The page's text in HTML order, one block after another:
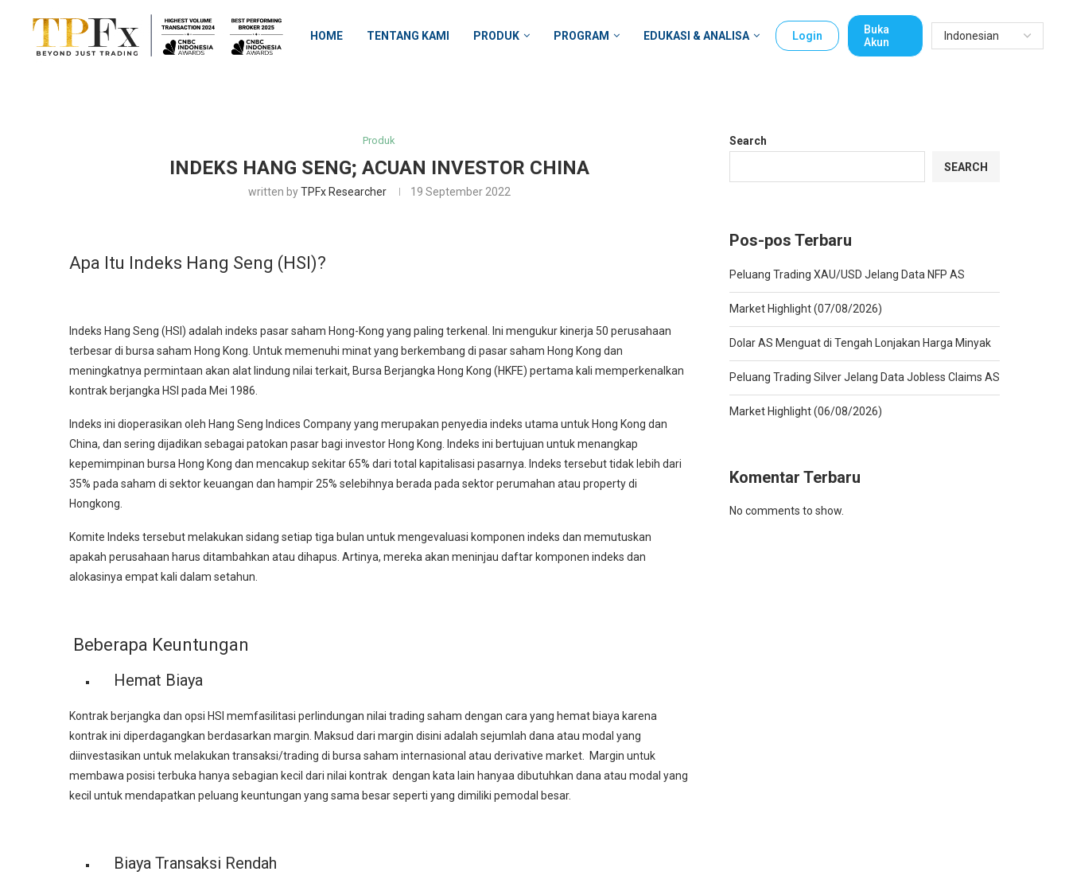
HOME TENTANG KAMI PRODUK PROGRAM EDUKASI & ANALISA Login
Buka
Akun
Produk
INDEKS HANG SENG; ACUAN INVESTOR CHINA
written byTPFx Researcher 19 September 2022
Apa Itu Indeks Hang Seng (HSI)?
Indeks Hang Seng (HSI) adalah indeks pasar saham Hong-Kong yang paling terkenal. Ini mengukur kinerja 50 perusahaan
terbesar di bursa saham Hong Kong. Untuk memenuhi minat yang berkembang di pasar saham Hong Kong dan
meningkatnya permintaan akan alat lindung nilai terkait, Bursa Berjangka Hong Kong (HKFE) pertama kali memperkenalkan
kontrak berjangka HSI pada Mei 1986.
Indeks ini dioperasikan oleh Hang Seng Indices Company yang merupakan penyedia indeks utama untuk Hong Kong dan
China, dan sering dijadikan sebagai patokan pasar bagi investor Hong Kong. Indeks ini bertujuan untuk menangkap
kepemimpinan bursa Hong Kong dan mencakup sekitar 65% dari total kapitalisasi pasarnya. Indeks tersebut tidak lebih dari
35% pada saham di sektor keuangan dan hampir 25% selebihnya berada pada sektor perumahan atau property di
Hongkong.
Komite Indeks tersebut melakukan sidang setiap tiga bulan untuk mengevaluasi komponen indeks dan memutuskan
apakah perusahaan harus ditambahkan atau dihapus. Artinya, mereka akan meninjau daftar komponen indeks dan
alokasinya empat kali dalam setahun.
Beberapa Keuntungan
Hemat Biaya
Kontrak berjangka dan opsi HSI memfasilitasi perlindungan nilai trading saham dengan cara yang hemat biaya karena
kontrak ini diperdagangkan berdasarkan margin. Maksud dari margin disini adalah sejumlah dana atau modal yang
diinvestasikan untuk melakukan transaksi/trading di bursa saham internasional atau derivative market. Margin untuk
membawa posisi terbuka hanya sebagian kecil dari nilai kontrak dengan kata lain hanyaa dibutuhkan dana atau modal yang
kecil untuk mendapatkan peluang keuntungan yang sama besar seperti yang dimiliki pemodal besar.
Biaya Transaksi Rendah
Search
SEARCH
Pos-pos Terbaru
Peluang Trading XAU/USD Jelang Data NFP AS
Market Highlight (07/08/2026)
Dolar AS Menguat di Tengah Lonjakan Harga Minyak
Peluang Trading Silver Jelang Data Jobless Claims AS
Market Highlight (06/08/2026)
Komentar Terbaru
No comments to show.